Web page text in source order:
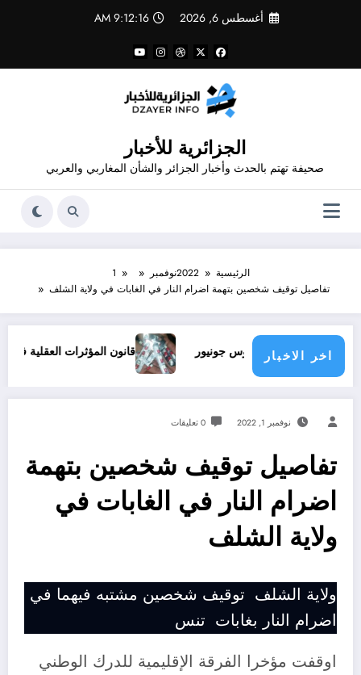
أغسطس 6, 2026 9:12:17 AM
الجزائرية للأخبار
صحيفة تهتم بالحدث وأخبار الجزائر والشأن المغاربي والعربي
الرئيسية 2022نوفمبر
1
تفاصيل توقيف شخصين بتهمة اضرام النار في الغابات في ولاية الشلف
اخر الاخبار
ملف فينيسيوس جونيور قانون المؤثرات العقلية في الجزائر
نوفمبر 1, 2022 0 تعليقات
تفاصيل توقيف شخصين بتهمة
اضرام النار في الغابات في
ولاية الشلف
ولاية الشلف توقيف شخصين مشتبه فيهما في
اضرام النار بغابات تنس
اوقفت مؤخرا الفرقة الإقليمية للدرك الوطني